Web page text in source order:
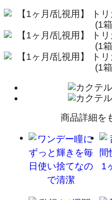
商品詳細を